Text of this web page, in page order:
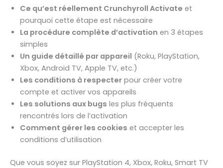
Ce qu’est réellement Crunchyroll Activate et
pourquoi cette étape est nécessaire
La procédure complète d’activation en 3 étapes
simples
Un guide détaillé par appareil (Roku, PlayStation,
Xbox, Android TV, Apple TV, etc.)
Les conditions à respecter pour créer votre
compte et activer vos appareils
Les solutions aux bugs les plus fréquents
rencontrés lors de l’activation
Comment gérer les cookies et accepter les
conditions d’utilisation
Que vous soyez sur PlayStation 4, Xbox, Roku, Smart TV